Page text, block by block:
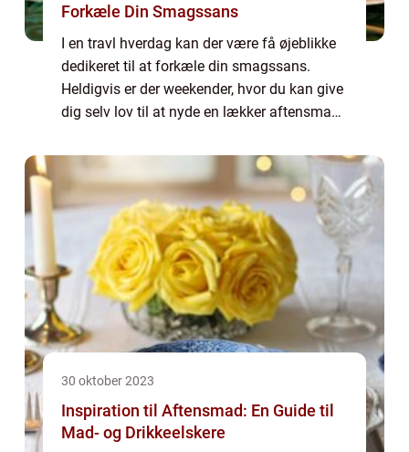
Forkæle Din Smagssans
I en travl hverdag kan der være få øjeblikke
dedikeret til at forkæle din smagssans.
Heldigvis er der weekender, hvor du kan give
dig selv lov til at nyde en lækker aftensmad
artikel vil vi dykke ned i, hvord...
30 oktober 2023
Inspiration til Aftensmad: En Guide til
Mad- og Drikkeelskere